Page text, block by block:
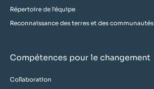
Répertoire de l'équipe
Reconnaissance des terres et des communautés
Compétences pour le changement
Collaboration